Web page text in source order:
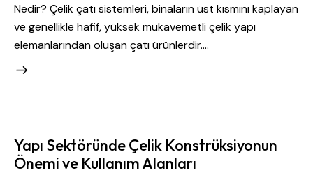
Nedir? Çelik çatı sistemleri, binaların üst kısmını kaplayan
ve genellikle hafif, yüksek mukavemetli çelik yapı
elemanlarından oluşan çatı ürünlerdir.…
Yapı Sektöründe Çelik Konstrüksiyonun
Önemi ve Kullanım Alanları